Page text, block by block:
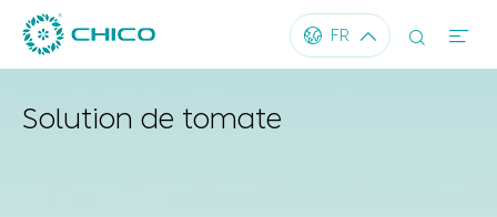
 FR   
Solution de tomate